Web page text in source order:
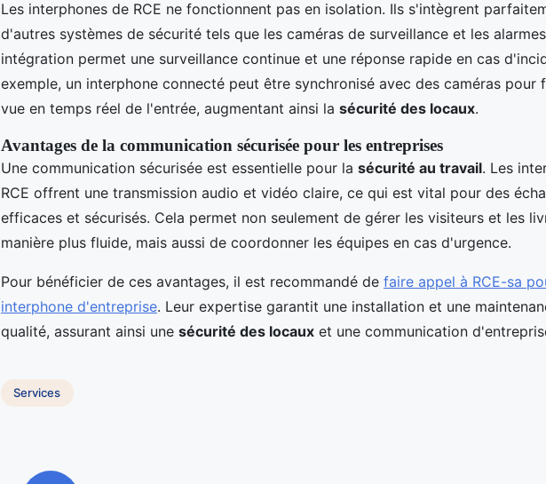
Les interphones de RCE ne fonctionnent pas en isolation. Ils s'intègrent
d'autres systèmes de sécurité tels que les caméras de surveillance et les
intégration permet une surveillance continue et une réponse rapide en cas
exemple, un interphone connecté peut être synchronisé avec des caméras pour
vue en temps réel de l'entrée, augmentant ainsi la sécurité des locaux.
Avantages de la communication sécurisée pour les entreprises
Une communication sécurisée est essentielle pour la sécurité au travail. Les
RCE offrent une transmission audio et vidéo claire, ce qui est vital pour des
efficaces et sécurisés. Cela permet non seulement de gérer les visiteurs et les
manière plus fluide, mais aussi de coordonner les équipes en cas d'urgence.
Pour bénéficier de ces avantages, il est recommandé de faire appel à RCE-sa
interphone d'entreprise. Leur expertise garantit une installation et une
qualité, assurant ainsi une sécurité des locaux et une communication
Services